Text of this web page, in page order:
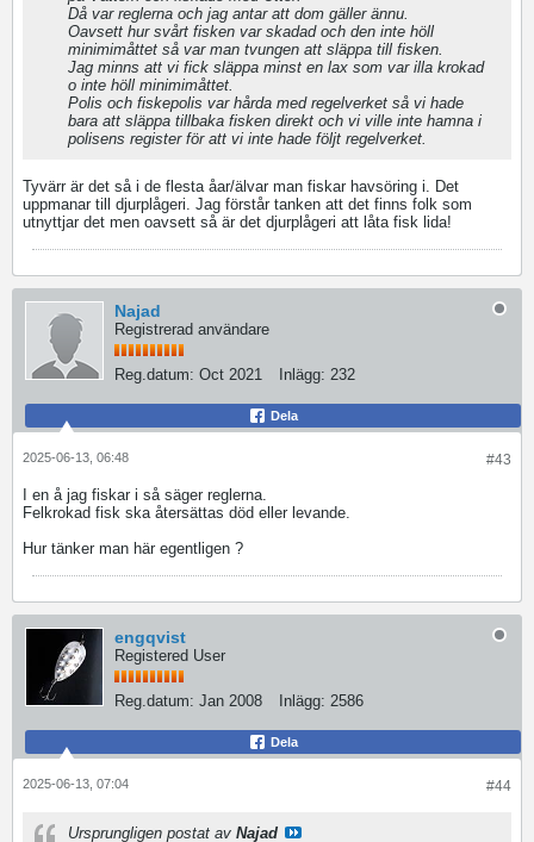
Då var reglerna och jag antar att dom gäller ännu.
Oavsett hur svårt fisken var skadad och den inte höll
minimimåttet så var man tvungen att släppa till fisken.
Jag minns att vi fick släppa minst en lax som var illa krokad
o inte höll minimimåttet.
Polis och fiskepolis var hårda med regelverket så vi hade
bara att släppa tillbaka fisken direkt och vi ville inte hamna i
polisens register för att vi inte hade följt regelverket.
Tyvärr är det så i de flesta åar/älvar man fiskar havsöring i. Det
uppmanar till djurplågeri. Jag förstår tanken att det finns folk som
utnyttjar det men oavsett så är det djurplågeri att låta fisk lida!
Najad
Registrerad användare
Reg.datum: Oct 2021 Inlägg: 232
Dela
#43
2025-06-13, 06:48
I en å jag fiskar i så säger reglerna.
Felkrokad fisk ska återsättas död eller levande.
Hur tänker man här egentligen ?
engqvist
Registered User
Reg.datum: Jan 2008 Inlägg: 2586
Dela
#44
2025-06-13, 07:04
Ursprungligen postat av Najad